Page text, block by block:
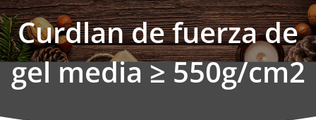
Curdlan de fuerza de
gel media ≥ 550g/cm2